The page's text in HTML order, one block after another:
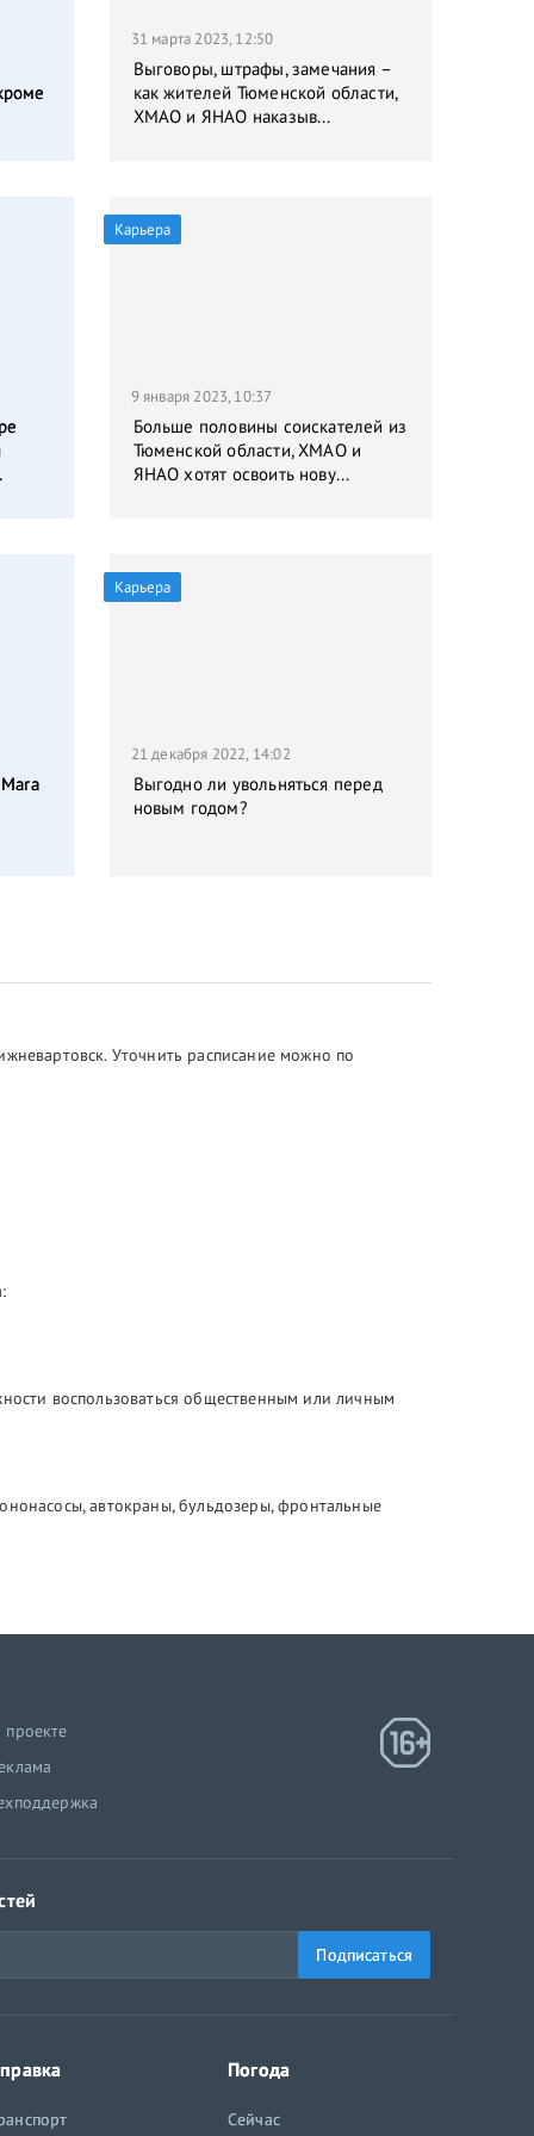
31 марта 2023, 12:50
Выговоры, штрафы, замечания –
как жителей Тюменской области,
ХМАО и ЯНАО наказыв...
Карьера
9 января 2023, 10:37
Больше половины соискателей из
Тюменской области, ХМАО и
ЯНАО хотят освоить нову...
Карьера
21 декабря 2022, 14:02
Выгодно ли увольняться перед
новым годом?
Уточнить расписание можно по
воспользоваться общественным или личным
автокраны, бульдозеры, фронтальные
проекте
Подписаться
Погода
Сейчас